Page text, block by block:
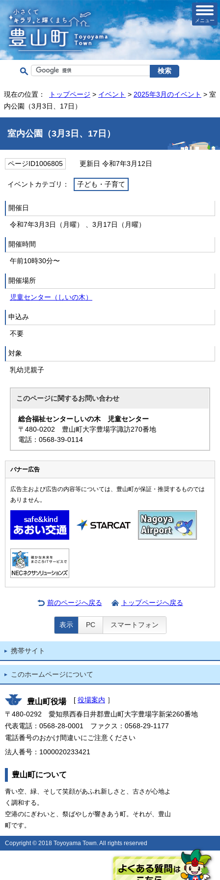
メニュー
現在の位置： トップページ > イベント > 2025年3月のイベント > 室
内公園（3月3日、17日）
室内公園（3月3日、17日）
ページID1006805 更新日 令和7年3月12日
イベントカテゴリ： 子ども・子育て
開催日
令和7年3月3日（月曜） 、3月17日（月曜）
開催時間
午前10時30分〜
開催場所
児童センター（しいの木）
申込み
不要
対象
乳幼児親子
このページに関するお問い合わせ
総合福祉センターしいの木 児童センター
〒480-0202 豊山町大字豊場字諏訪270番地
電話：0568-39-0114
バナー広告
広告主および広告の内容等については、豊山町が保証・推奨するものでは
ありません。
前のページへ戻る トップページへ戻る
表示 PC スマートフォン
携帯サイト
このホームページについて
豊山町役場 [ 役場案内 ］
〒480-0292 愛知県西春日井郡豊山町大字豊場字新栄260番地
代表電話：0568-28-0001 ファクス：0568-29-1177
電話番号のおかけ間違いにご注意ください
法人番号：1000020233421
豊山町について
青い空、緑、そして笑顔があふれ新しさと、古さが心地よ
く調和する。
空港のにぎわいと、祭ばやしが響きあう町。それが、豊山
町です。
Copyright © 2018 Toyoyama Town. All rights reserved